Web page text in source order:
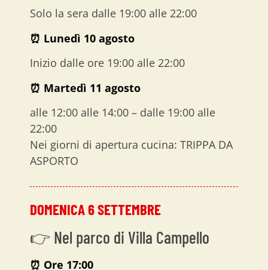
Solo la sera dalle 19:00 alle 22:00
⏰ Lunedì 10 agosto
Inizio dalle ore 19:00 alle 22:00
⏰ Martedì 11 agosto
alle 12:00 alle 14:00 – dalle 19:00 alle
22:00
Nei giorni di apertura cucina: TRIPPA DA
ASPORTO
DOMENICA 6 SETTEMBRE
👉 Nel parco di Villa Campello
⏰ Ore 17:00